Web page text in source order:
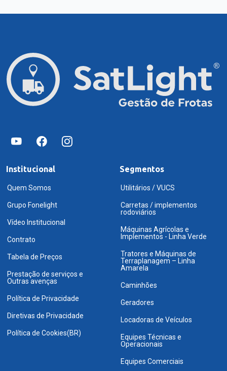
Institucional
Quem Somos
Grupo Fonelight
Vídeo Institucional
Contrato
Tabela de Preços
Prestação de serviços e
Outras avenças
Política de Privacidade
Diretivas de Privacidade
Política de Cookies(BR)
Segmentos
Utilitários / VUCS
Carretas / implementos
rodoviários
Máquinas Agrícolas e
Implementos - Linha Verde
Tratores e Máquinas de
Terraplanagem – Linha
Amarela
Caminhões
Geradores
Locadoras de Veículos
Equipes Técnicas e
Operacionais
Equipes Comerciais